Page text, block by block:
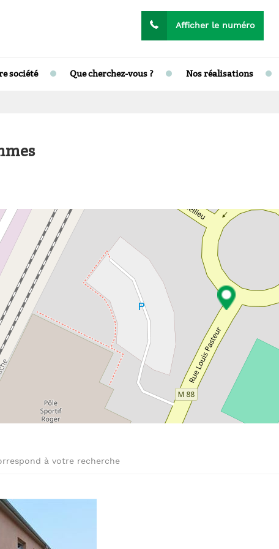
Afficher le numéro
Appelez-nous au 04 74 09 45 51
société Que cherchez-vous ? Nos réalisations
à votre recherche